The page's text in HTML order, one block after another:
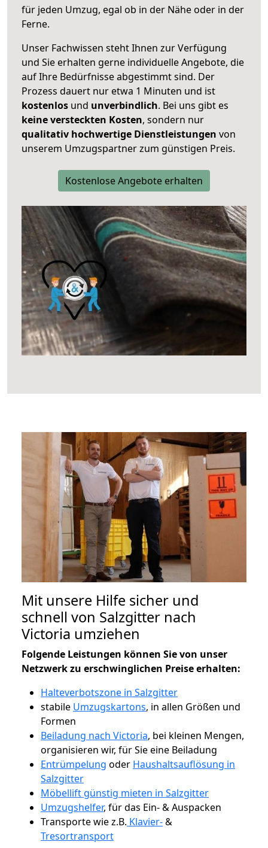
für jeden Umzug, egal ob in der Nähe oder in der
Ferne.
Unser Fachwissen steht Ihnen zur Verfügung
und Sie erhalten gerne individuelle Angebote, die
auf Ihre Bedürfnisse abgestimmt sind. Der
Prozess dauert nur etwa 1 Minuten und ist
kostenlos und unverbindlich. Bei uns gibt es
keine versteckten Kosten, sondern nur
qualitativ hochwertige Dienstleistungen von
unserem Umzugspartner zum günstigen Preis.
Kostenlose Angebote erhalten
Mit unsere Hilfe sicher und
schnell von Salzgitter nach
Victoria umziehen
Folgende Leistungen können Sie von unser
Netzwerk zu erschwinglichen Preise erhalten:
Halteverbotszone in Salzgitter
stabile Umzugskartons, in allen Größen und
Formen
Beiladung nach Victoria, bei kleinen Mengen,
organisieren wir, für Sie eine Beiladung
Entrümpelung oder Haushaltsauflösung in
Salzgitter
Möbellift günstig mieten in Salzgitter
Umzugshelfer, für das Ein- & Auspacken
Transporte wie z.B. Klavier-&
Tresortransport